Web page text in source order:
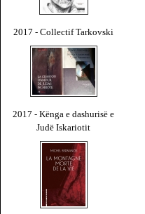
2017 - Collectif Tarkovski
2017 - Kënga e dashurisë e
Judë Iskariotit